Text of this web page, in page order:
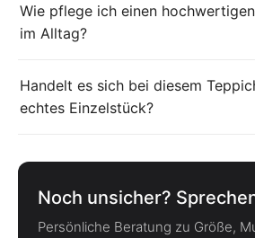
Wie pflege ich einen
im Alltag?
Handelt es sich bei diesem
echtes Einzelstück?
Noch unsicher?
Persönliche Beratung zu Größe,